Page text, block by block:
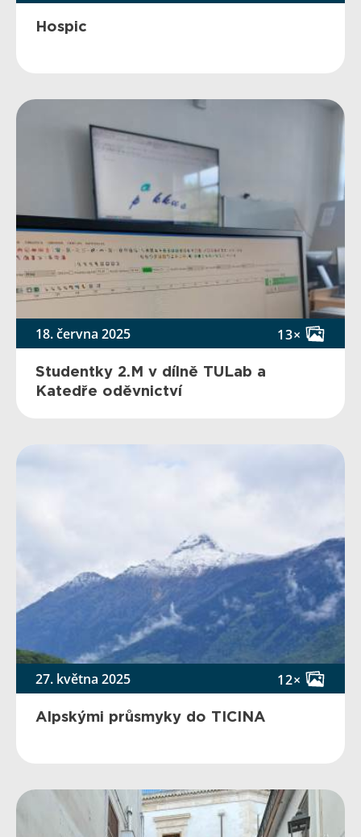
Hospic
18. června 2025 13×
Studentky 2.M v dílně TULab a
Katedře oděvnictví
27. května 2025 12×
Alpskými průsmyky do TICINA